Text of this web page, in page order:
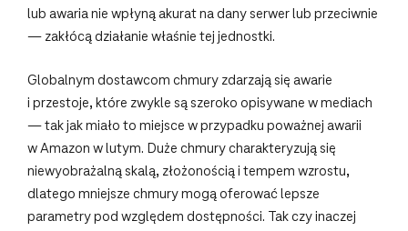
lub awaria nie wpłyną akurat na dany serwer lub przeciwnie
— zakłócą działanie właśnie tej jednostki.
Globalnym dostawcom chmury zdarzają się awarie
i przestoje, które zwykle są szeroko opisywane w mediach
— tak jak miało to miejsce w przypadku poważnej awarii
w Amazon w lutym. Duże chmury charakteryzują się
niewyobrażalną skalą, złożonością i tempem wzrostu,
dlatego mniejsze chmury mogą oferować lepsze
parametry pod względem dostępności. Tak czy inaczej